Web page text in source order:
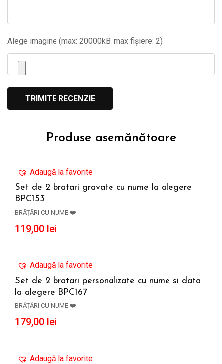
Alege imagine (max: 20000kB, max fișiere: 2)
Produse asemănătoare
Adaugă la favorite
Set de 2 bratari gravate cu nume la alegere
BPC153
BRĂȚĂRI CU NUME ❤️
119,00 lei
Adaugă la favorite
Set de 2 bratari personalizate cu nume si data
la alegere BPC167
BRĂȚĂRI CU NUME ❤️
179,00 lei
Adaugă la favorite